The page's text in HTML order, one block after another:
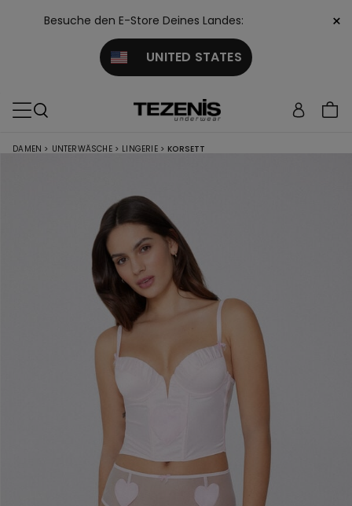
Besuche den E-Store Deines Landes:
UNITED STATES
×
DAMEN > UNTERWÄSCHE > LINGERIE > KORSETT